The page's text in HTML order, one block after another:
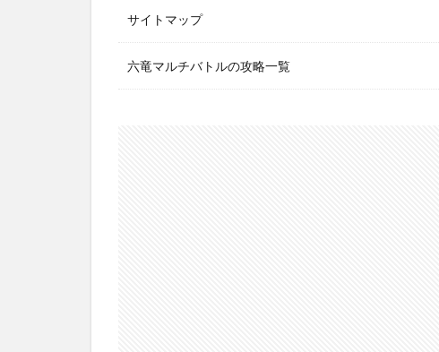
サイトマップ
六竜マルチバトルの攻略一覧